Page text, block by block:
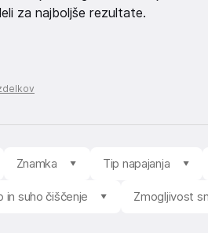
za najboljše rezultate.
Znamka Tip napajanja
in suho čiščenje Zmogljivost